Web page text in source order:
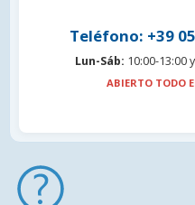
Teléfono: +39
Lun-Sáb: 10:00-13:00
ABIERTO TODO